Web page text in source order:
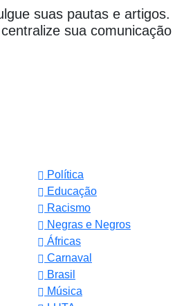
suas pautas e artigos.
sua comunicação
Política
Educação
Racismo
Negras e Negros
Áfricas
Carnaval
Brasil
Música